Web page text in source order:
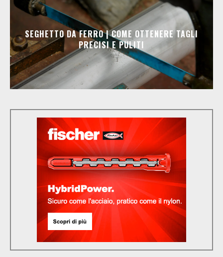
SEGHETTO DA FERRO | COME OTTENERE TAGLI
PRECISI E PULITI